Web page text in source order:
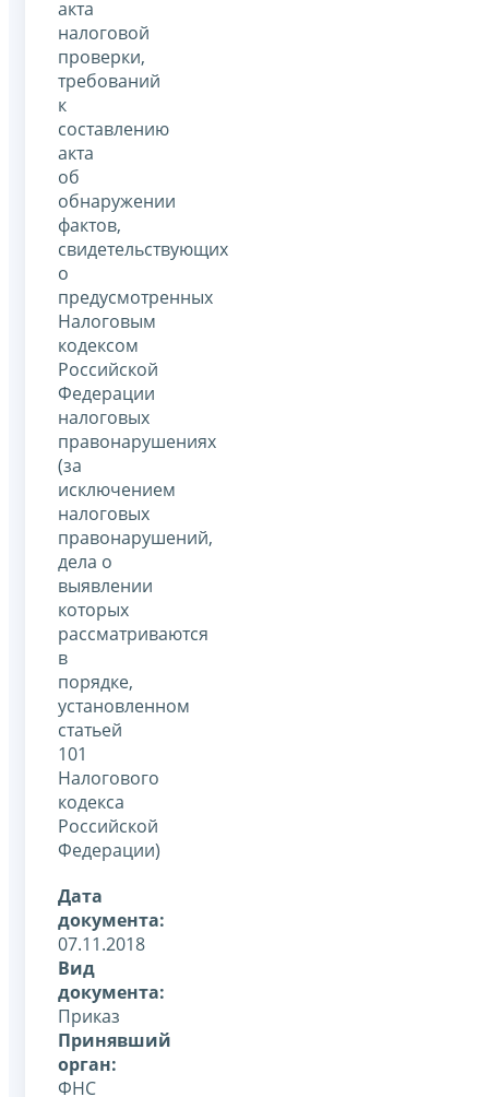
акта
налоговой
проверки,
требований
к
составлению
акта
об
обнаружении
фактов,
свидетельствующих
о
предусмотренных
Налоговым
кодексом
Российской
Федерации
налоговых
правонарушениях
(за
исключением
налоговых
правонарушений,
дела о
выявлении
которых
рассматриваются
в
порядке,
установленном
статьей
101
Налогового
кодекса
Российской
Федерации)
Дата
документа:
07.11.2018
Вид
документа:
Приказ
Принявший
орган:
ФНС